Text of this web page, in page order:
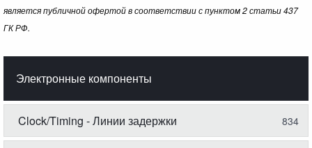
является публичной офертой в соответствии с пунктом 2 статьи 437
ГК РФ.
Электронные компоненты
Clock/Timing - Линии задержки 834